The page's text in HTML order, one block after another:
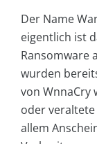
Der Name
eigentlich ist
Ransomware
wurden
von WnnaCry
oder
allem